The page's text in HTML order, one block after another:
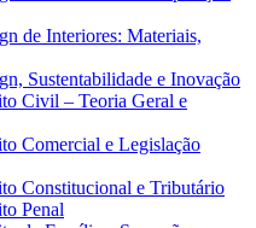
de Interiores: Materiais,
Sustentabilidade e Inovação
Civil – Teoria Geral e
Comercial e Legislação
Constitucional e Tributário
Penal